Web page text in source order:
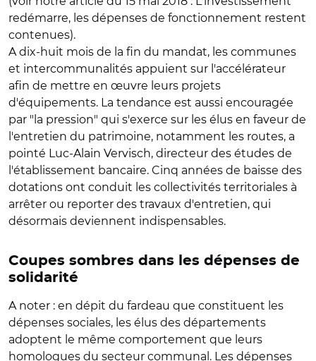
redémarre, les dépenses de fonctionnement restent
contenues).
A dix-huit mois de la fin du mandat, les communes
et intercommunalités appuient sur l'accélérateur
afin de mettre en œuvre leurs projets
d'équipements. La tendance est aussi encouragée
par "la pression" qui s'exerce sur les élus en faveur de
l'entretien du patrimoine, notamment les routes, a
pointé Luc-Alain Vervisch, directeur des études de
l'établissement bancaire. Cinq années de baisse des
dotations ont conduit les collectivités territoriales à
arrêter ou reporter des travaux d'entretien, qui
désormais deviennent indispensables.
Coupes sombres dans les dépenses de
solidarité
A noter : en dépit du fardeau que constituent les
dépenses sociales, les élus des départements
adoptent le même comportement que leurs
homologues du secteur communal. Les dépenses